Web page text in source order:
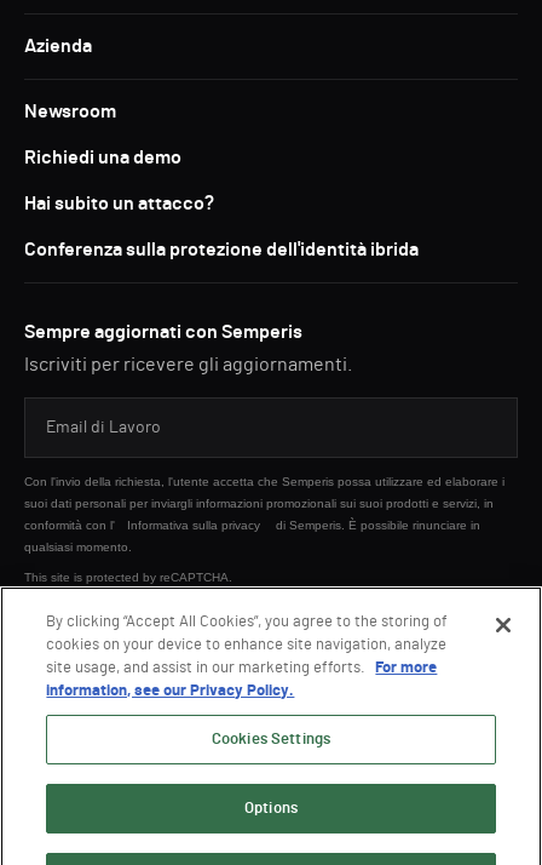
Azienda
Newsroom
Richiedi una demo
Hai subito un attacco?
Conferenza sulla protezione dell'identità ibrida
Sempre aggiornati con Semperis
Iscriviti per ricevere gli aggiornamenti.
Con l'invio della richiesta, l'utente accetta che Semperis possa utilizzare ed elaborare i
suoi dati personali per inviargli informazioni promozionali sui suoi prodotti e servizi, in
conformità con l'
Informativa sulla privacy
di Semperis. È possibile rinunciare in
qualsiasi momento.
This site is protected by reCAPTCHA.
INVIA
© 2026 Semperis. Tutti i diritti riservati.
By clicking “Accept All Cookies”, you agree to the storing of
cookies on your device to enhance site navigation, analyze
site usage, and assist in our marketing efforts.
For more
information, see our Privacy Policy.
Cookies Settings
Options